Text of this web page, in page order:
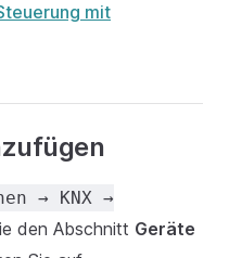
mit
→ KNX →
den Abschnitt Geräte